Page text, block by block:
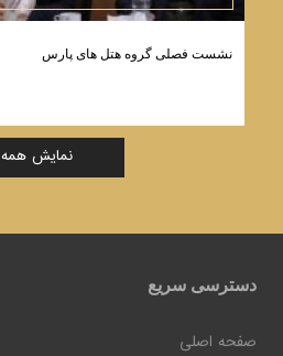
نشست فصلی گروه هتل های پارس
نمایش همه
دسترسی سریع
صفحه اصلی